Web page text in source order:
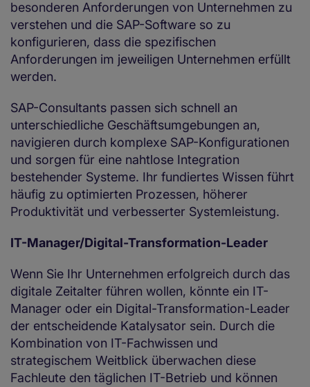
besonderen Anforderungen von Unternehmen zu
verstehen und die SAP-Software so zu
konfigurieren, dass die spezifischen
Anforderungen im jeweiligen Unternehmen erfüllt
werden.
SAP-Consultants passen sich schnell an
unterschiedliche Geschäftsumgebungen an,
navigieren durch komplexe SAP-Konfigurationen
und sorgen für eine nahtlose Integration
bestehender Systeme. Ihr fundiertes Wissen führt
häufig zu optimierten Prozessen, höherer
Produktivität und verbesserter Systemleistung.
IT-Manager/Digital-Transformation-Leader
Wenn Sie Ihr Unternehmen erfolgreich durch das
digitale Zeitalter führen wollen, könnte ein IT-
Manager oder ein Digital-Transformation-Leader
der entscheidende Katalysator sein. Durch die
Kombination von IT-Fachwissen und
strategischem Weitblick überwachen diese
Fachleute den täglichen IT-Betrieb und können